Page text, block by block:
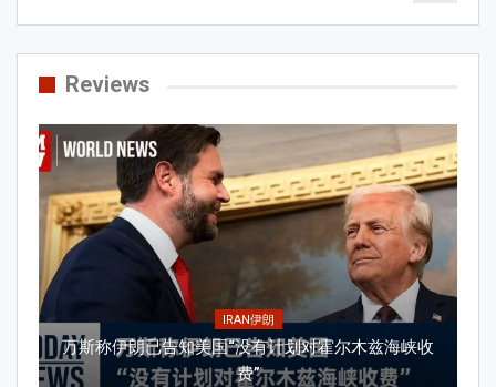
Reviews
IRAN伊朗
万斯称伊朗已告知美国“没有计划对霍尔木兹海峡收
费”